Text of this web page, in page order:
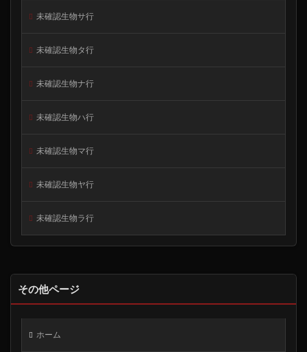
未確認生物サ行
未確認生物タ行
未確認生物ナ行
未確認生物ハ行
未確認生物マ行
未確認生物ヤ行
未確認生物ラ行
その他ページ
ホーム